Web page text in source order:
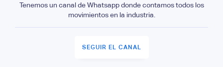
Tenemos un canal de Whatsapp donde contamos todos los
movimientos en la industria.
SEGUIR EL CANAL